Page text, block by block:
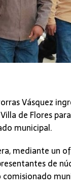
Vásquez
de Flores
municipal.
mediante un
de